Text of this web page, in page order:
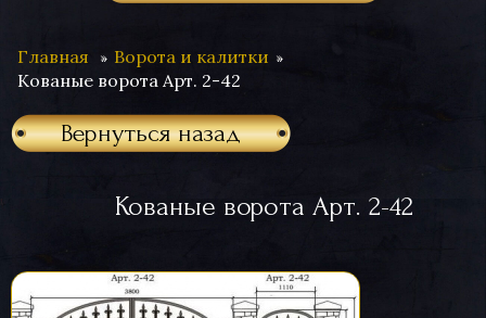
Главная
Ворота и калитки
Кованые ворота Арт. 2-42
Вернуться назад
Кованые ворота Арт. 2-42